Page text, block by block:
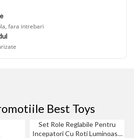
fara intrebari
Best Toys
Set Role Reglabile Pentru
Incepatori Cu Roti Luminoase